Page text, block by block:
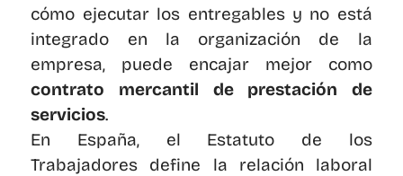
cómo ejecutar los entregables y no está
integrado en la organización de la
empresa, puede encajar mejor como
contrato mercantil de prestación de
servicios.
En España, el Estatuto de los
Trabajadores define la relación laboral